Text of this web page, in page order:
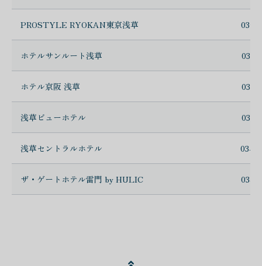
PROSTYLE RYOKAN東京浅草 03ｰ
ホテルサンルート浅草 03-
ホテル京阪 浅草 03-
浅草ビューホテル 03-
浅草セントラルホテル 03-
ザ・ゲートホテル雷門 by HULIC 03-